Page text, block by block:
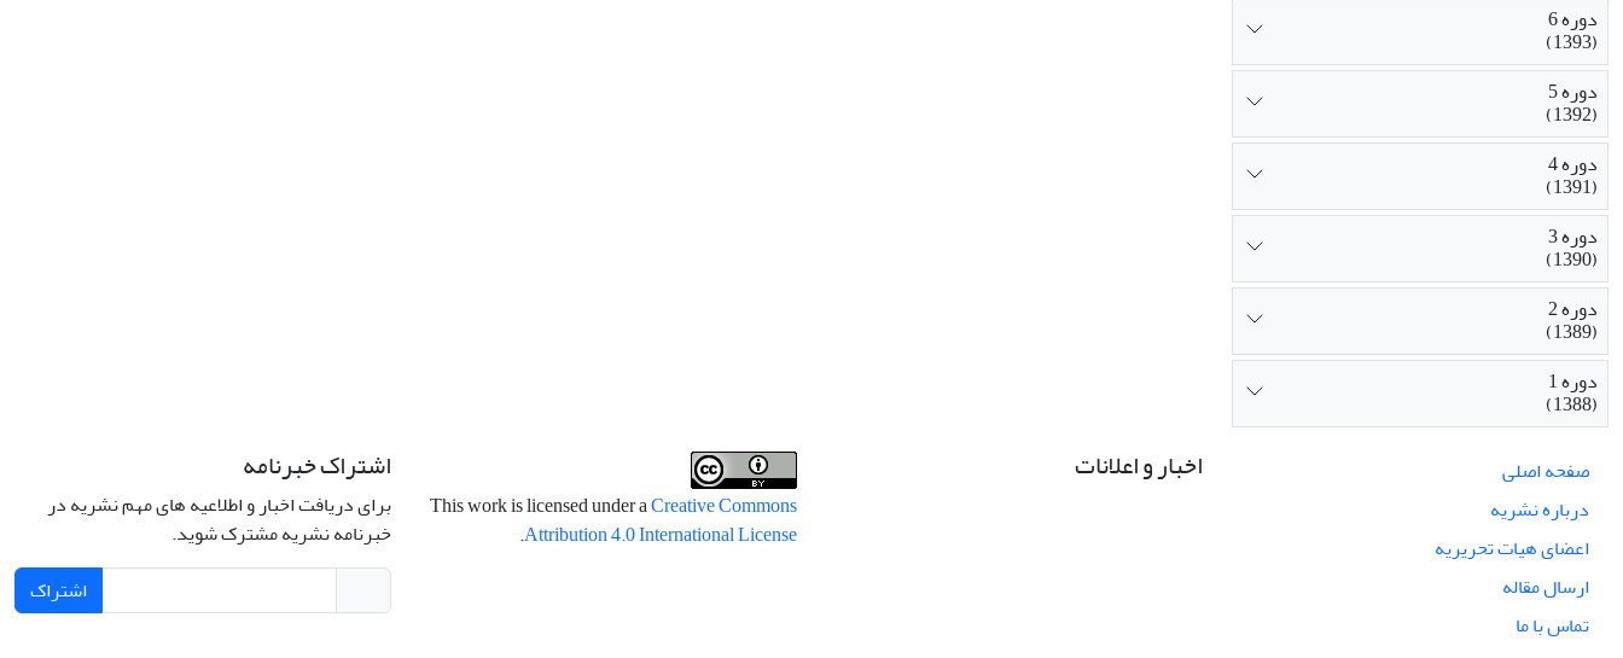
دوره 6
(1393)
دوره 5
(1392)
دوره 4
(1391)
دوره 3
(1390)
دوره 2
(1389)
دوره 1
(1388)
صفحه اصلی
درباره نشریه
اعضای هیات تحریریه
ارسال مقاله
تماس با ما
اخبار و اعلانات
This work is licensed under aCreative Commons
Attribution 4.0 International License
.
اشتراک خبرنامه
برای دریافت اخبار و اطلاعیه های مهم نشریه در
خبرنامه نشریه مشترک شوید.
اشتراک